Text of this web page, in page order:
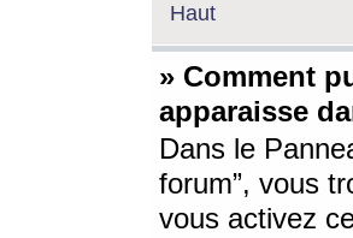
Haut
» Comment
apparaisse
Dans le
forum”, vous
vous activez